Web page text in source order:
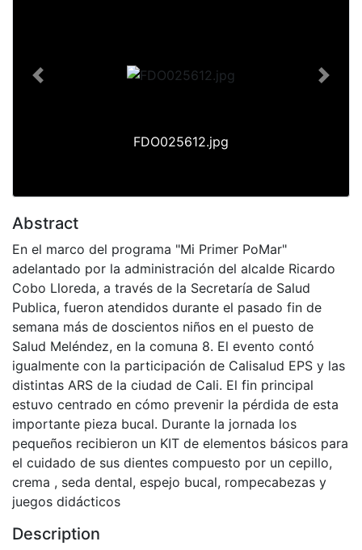
FDO025612.jpg
Previous Next
Abstract
En el marco del programa "Mi Primer PoMar"
adelantado por la administración del alcalde Ricardo
Cobo Lloreda, a través de la Secretaría de Salud
Publica, fueron atendidos durante el pasado fin de
semana más de doscientos niños en el puesto de
Salud Meléndez, en la comuna 8. El evento contó
igualmente con la participación de Calisalud EPS y las
distintas ARS de la ciudad de Cali. El fin principal
estuvo centrado en cómo prevenir la pérdida de esta
importante pieza bucal. Durante la jornada los
pequeños recibieron un KIT de elementos básicos para
el cuidado de sus dientes compuesto por un cepillo,
crema , seda dental, espejo bucal, rompecabezas y
juegos didácticos
Description